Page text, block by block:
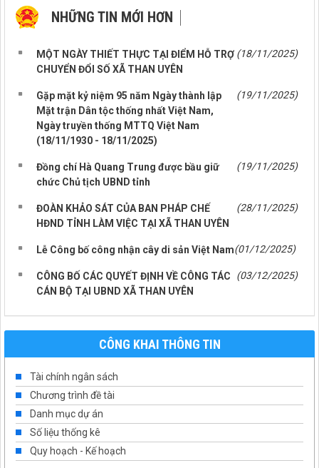
NHỮNG TIN MỚI HƠN
MỘT NGÀY THIẾT THỰC TẠI ĐIỂM HỖ TRỢ
CHUYỂN ĐỔI SỐ XÃ THAN UYÊN
(18/11/2025)
Gặp mặt kỷ niệm 95 năm Ngày thành lập
Mặt trận Dân tộc thống nhất Việt Nam,
Ngày truyền thống MTTQ Việt Nam
(18/11/1930 - 18/11/2025)
(19/11/2025)
Đồng chí Hà Quang Trung được bầu giữ
chức Chủ tịch UBND tỉnh
(19/11/2025)
ĐOÀN KHẢO SÁT CỦA BAN PHÁP CHẾ
HĐND TỈNH LÀM VIỆC TẠI XÃ THAN UYÊN
(28/11/2025)
Lễ Công bố công nhận cây di sản Việt Nam(01/12/2025)
CÔNG BỐ CÁC QUYẾT ĐỊNH VỀ CÔNG TÁC
CÁN BỘ TẠI UBND XÃ THAN UYÊN
(03/12/2025)
CÔNG KHAI THÔNG TIN
Tài chính ngân sách
Chương trình đề tài
Danh mục dự án
Số liệu thống kê
Quy hoạch - Kế hoạch